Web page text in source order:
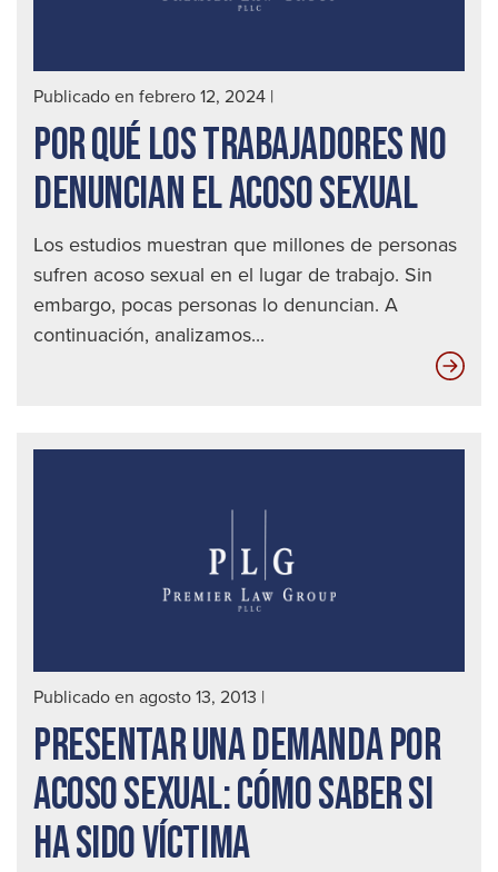
Publicado en febrero 12, 2024 |
POR QUÉ LOS TRABAJADORES NO
DENUNCIAN EL ACOSO SEXUAL
Los estudios muestran que millones de personas
sufren acoso sexual en el lugar de trabajo. Sin
embargo, pocas personas lo denuncian. A
continuación, analizamos...
Por
Publicado en agosto 13, 2013 |
PRESENTAR UNA DEMANDA POR
ACOSO SEXUAL: CÓMO SABER SI
HA SIDO VÍCTIMA